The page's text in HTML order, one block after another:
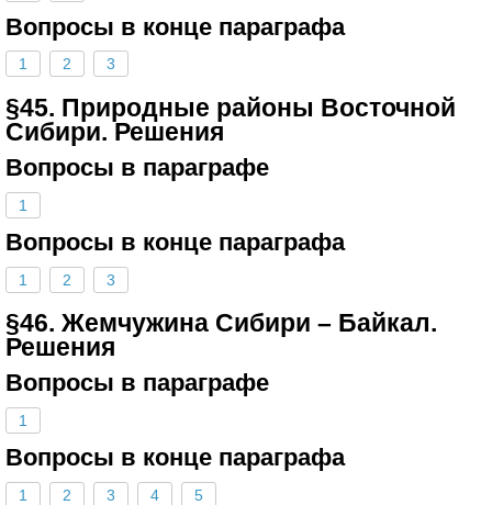
Вопросы в конце параграфа
1 2 3
§45. Природные районы Восточной
Сибири. Решения
Вопросы в параграфе
1
Вопросы в конце параграфа
1 2 3
§46. Жемчужина Сибири – Байкал.
Решения
Вопросы в параграфе
1
Вопросы в конце параграфа
1 2 3 4 5